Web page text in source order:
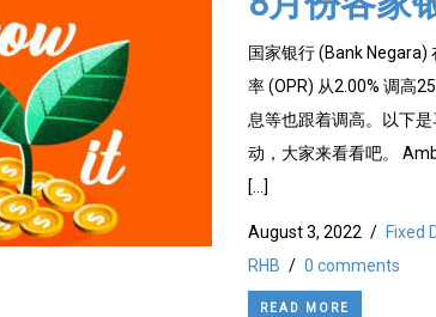
国家银行 (Bank Negara)
率 (OPR) 从2.00% 调高
息等也跟着调高。以下
动，大家来看看吧。
[…]
August 3, 2022 / Fixed
RHB / 0 comments
READ MORE